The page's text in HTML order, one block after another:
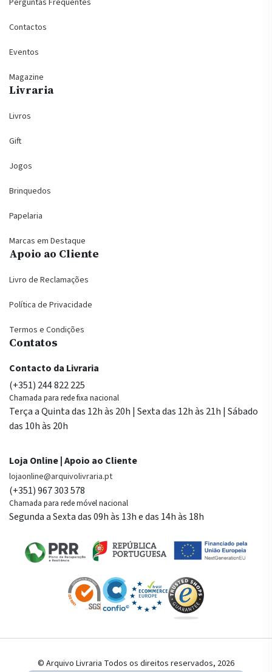
Contactos
Eventos
Magazine
Livraria
Livros
Gift
Jogos
Brinquedos
Papelaria
Marcas em Destaque
Apoio ao Cliente
Livro de Reclamações
Política de Privacidade
Termos e Condições
Contatos
Contacto da Livraria
(+351) 244 822 225
Chamada para rede fixa nacional
Terça a Quinta das 12h às 20h | Sexta das 12h às 21h | Sábado
das 10h às 20h
Loja Online | Apoio ao Cliente
lojaonline@arquivolivraria.pt
(+351) 967 303 578
Chamada para rede móvel nacional
Segunda a Sexta das 09h às 13h e das 14h às 18h
© Arquivo Livraria Todos os direitos reservados, 2026